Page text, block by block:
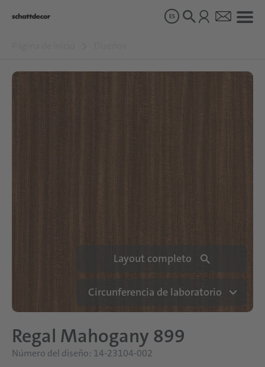
ES
Layout completo
Circunferencia de laboratorio
Regal Mahogany 899
Número del diseño: 14-23104-002